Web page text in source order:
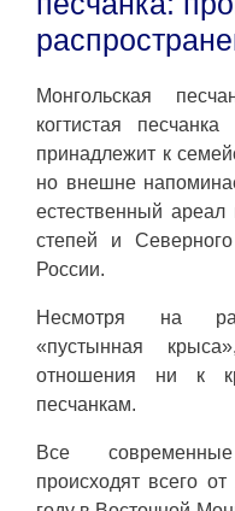
Монгольская
когтистая
принадлежит к
но внешне
естественный ареал
степей и
России.
Несмотря на
«пустынная
отношения ни к
песчанкам.
Все
происходят всего